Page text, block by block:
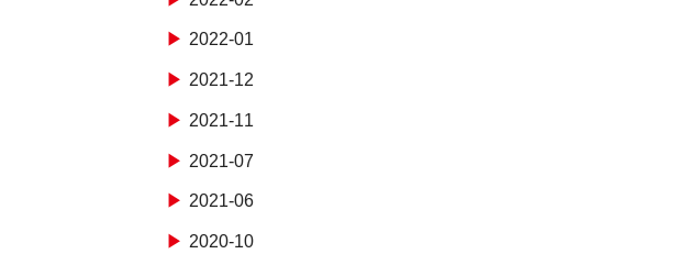
2022-01
2021-12
2021-11
2021-07
2021-06
2020-10